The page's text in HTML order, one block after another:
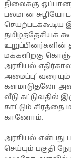
நிலைக்கு
பலமான
தமிழ்த்தேசியக்
மக்களிற்கு
அரசியல்
அமைப்பு’
களமாடுதலோ
வீடு கட்டுவதில்
காட்டும்
காணோம்.
அரசியல் என்பது
செய்யும் பகுதி